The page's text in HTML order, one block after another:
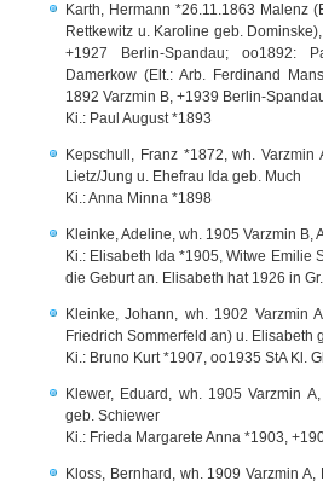
Karth, Hermann *26.11.1863 Malenz
Rettkewitz u. Karoline geb.
+1927 Berlin-Spandau; oo1892:
Damerkow (Elt.: Arb. Ferdinand
1892 Varzmin B, +1939 Berlin-
Ki.: Paul August *1893
Kepschull, Franz *1872, wh.
Lietz/Jung u. Ehefrau Ida geb. Much
Ki.: Anna Minna *1898
Kleinke, Adeline, wh. 1905 Varzmin B,
Ki.: Elisabeth Ida *1905, Witwe Emilie
die Geburt an. Elisabeth hat 1926 in
Kleinke, Johann, wh. 1902 Varzmin
Friedrich Sommerfeld an) u. Elisabeth
Ki.: Bruno Kurt *1907, oo1935 StA Kl.
Klewer, Eduard, wh. 1905 Varzmin
geb. Schiewer
Ki.: Frieda Margarete Anna *1903,
Kloss, Bernhard, wh. 1909 Varzmin